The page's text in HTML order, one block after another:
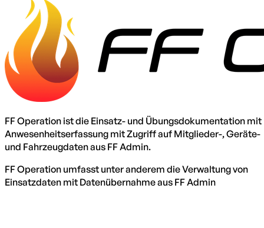
FF Operation ist die Einsatz- und Übungsdokumentation mit
Anwesenheitserfassung mit Zugriff auf Mitglieder-, Geräte-
und Fahrzeugdaten aus FF Admin.
FF Operation umfasst unter anderem die Verwaltung von
Einsatzdaten mit Datenübernahme aus FF Admin